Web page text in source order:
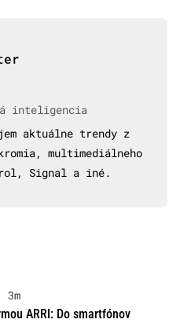
inteligencia
aktuálne trendy z
multimediálneho
Signal a iné.
3m
ARRI: Do smartfónov